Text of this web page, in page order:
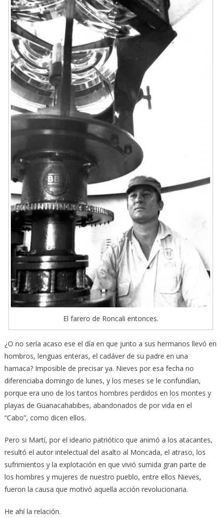
El farero de Roncali entonces.
¿O no sería acaso ese el día en que junto a sus hermanos llevó en
hombros, lenguas enteras, el cadáver de su padre en una
hamaca? Imposible de precisar ya. Nieves por esa fecha no
diferenciaba domingo de lunes, y los meses se le confundían,
porque era uno de los tantos hombres perdidos en los montes y
playas de Guanacahabibes, abandonados de por vida en el
“Cabo”, como dicen ellos.
Pero si Martí, por el ideario patriótico que animó a los atacantes,
resultó el autor intelectual del asalto al Moncada, el atraso, los
sufrimientos y la explotación en que vivió sumida gran parte de
los hombres y mujeres de nuestro pueblo, entre ellos Nieves,
fueron la causa que motivó aquella acción revolucionaria.
He ahí la relación.